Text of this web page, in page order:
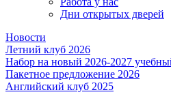
Дни открытых дверей
Новости
Летний клуб 2026
Набор на новый 2026-2027
Пакетное предложение 2026
Английский клуб 2025